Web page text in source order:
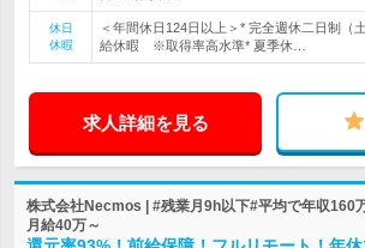
休日
休暇
＜年間休日124日以上＞* 完全週休二日制（
給休暇 ※取得率高水準* 夏季休…
求人詳細を見る
株式会社Necmos | #残業月9h以下#平均で年収160
月給40万～